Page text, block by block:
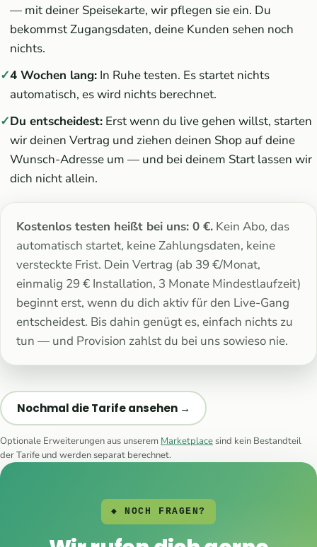
— mit deiner Speisekarte, wir pflegen sie ein. Du
bekommst Zugangsdaten, deine Kunden sehen noch
nichts.
4 Wochen lang: In Ruhe testen. Es startet nichts
automatisch, es wird nichts berechnet.
Du entscheidest: Erst wenn du live gehen willst, starten
wir deinen Vertrag und ziehen deinen Shop auf deine
Wunsch-Adresse um — und bei deinem Start lassen wir
dich nicht allein.
Kostenlos testen heißt bei uns: 0 €. Kein Abo, das
automatisch startet, keine Zahlungsdaten, keine
versteckte Frist. Dein Vertrag (ab 39 €/Monat,
einmalig 29 € Installation, 3 Monate Mindestlaufzeit)
beginnt erst, wenn du dich aktiv für den Live-Gang
entscheidest. Bis dahin genügt es, einfach nichts zu
tun — und Provision zahlst du bei uns sowieso nie.
Nochmal die Tarife ansehen →
Optionale Erweiterungen aus unserem Marketplacesind kein Bestandteil
der Tarife und werden separat berechnet.
◆ NOCH FRAGEN?